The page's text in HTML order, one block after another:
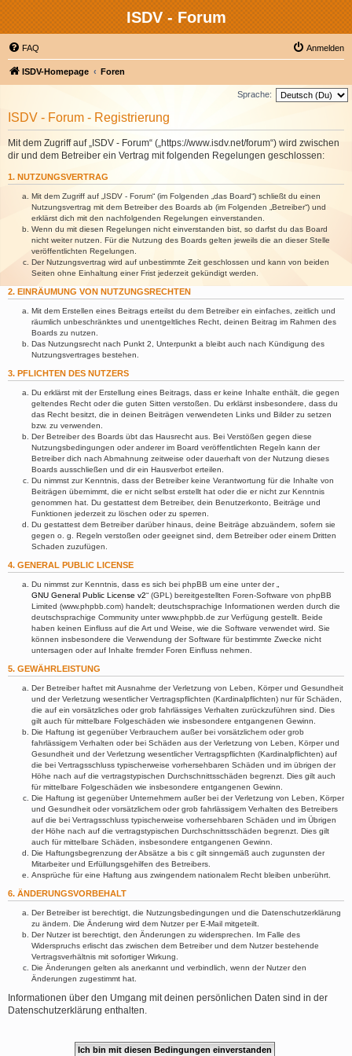
ISDV - Forum
FAQ Anmelden
ISDV-Homepage Foren
Sprache:
ISDV - Forum - Registrierung
Mit dem Zugriff auf „ISDV - Forum“ („https://www.isdv.net/forum“) wird zwischen
dir und dem Betreiber ein Vertrag mit folgenden Regelungen geschlossen:
1. NUTZUNGSVERTRAG
Mit dem Zugriff auf „ISDV - Forum“ (im Folgenden „das Board“) schließt du einen
Nutzungsvertrag mit dem Betreiber des Boards ab (im Folgenden „Betreiber“) und
erklärst dich mit den nachfolgenden Regelungen einverstanden.
Wenn du mit diesen Regelungen nicht einverstanden bist, so darfst du das Board
nicht weiter nutzen. Für die Nutzung des Boards gelten jeweils die an dieser Stelle
veröffentlichten Regelungen.
Der Nutzungsvertrag wird auf unbestimmte Zeit geschlossen und kann von beiden
Seiten ohne Einhaltung einer Frist jederzeit gekündigt werden.
2. EINRÄUMUNG VON NUTZUNGSRECHTEN
Mit dem Erstellen eines Beitrags erteilst du dem Betreiber ein einfaches, zeitlich und
räumlich unbeschränktes und unentgeltliches Recht, deinen Beitrag im Rahmen des
Boards zu nutzen.
Das Nutzungsrecht nach Punkt 2, Unterpunkt a bleibt auch nach Kündigung des
Nutzungsvertrages bestehen.
3. PFLICHTEN DES NUTZERS
Du erklärst mit der Erstellung eines Beitrags, dass er keine Inhalte enthält, die gegen
geltendes Recht oder die guten Sitten verstoßen. Du erklärst insbesondere, dass du
das Recht besitzt, die in deinen Beiträgen verwendeten Links und Bilder zu setzen
bzw. zu verwenden.
Der Betreiber des Boards übt das Hausrecht aus. Bei Verstößen gegen diese
Nutzungsbedingungen oder anderer im Board veröffentlichten Regeln kann der
Betreiber dich nach Abmahnung zeitweise oder dauerhaft von der Nutzung dieses
Boards ausschließen und dir ein Hausverbot erteilen.
Du nimmst zur Kenntnis, dass der Betreiber keine Verantwortung für die Inhalte von
Beiträgen übernimmt, die er nicht selbst erstellt hat oder die er nicht zur Kenntnis
genommen hat. Du gestattest dem Betreiber, dein Benutzerkonto, Beiträge und
Funktionen jederzeit zu löschen oder zu sperren.
Du gestattest dem Betreiber darüber hinaus, deine Beiträge abzuändern, sofern sie
gegen o. g. Regeln verstoßen oder geeignet sind, dem Betreiber oder einem Dritten
Schaden zuzufügen.
4. GENERAL PUBLIC LICENSE
Du nimmst zur Kenntnis, dass es sich bei phpBB um eine unter der „
GNU General Public License v2“ (GPL) bereitgestellten Foren-Software von phpBB
Limited (www.phpbb.com) handelt; deutschsprachige Informationen werden durch die
deutschsprachige Community unter www.phpbb.de zur Verfügung gestellt. Beide
haben keinen Einfluss auf die Art und Weise, wie die Software verwendet wird. Sie
können insbesondere die Verwendung der Software für bestimmte Zwecke nicht
untersagen oder auf Inhalte fremder Foren Einfluss nehmen.
5. GEWÄHRLEISTUNG
Der Betreiber haftet mit Ausnahme der Verletzung von Leben, Körper und Gesundheit
und der Verletzung wesentlicher Vertragspflichten (Kardinalpflichten) nur für Schäden,
die auf ein vorsätzliches oder grob fahrlässiges Verhalten zurückzuführen sind. Dies
gilt auch für mittelbare Folgeschäden wie insbesondere entgangenen Gewinn.
Die Haftung ist gegenüber Verbrauchern außer bei vorsätzlichem oder grob
fahrlässigem Verhalten oder bei Schäden aus der Verletzung von Leben, Körper und
Gesundheit und der Verletzung wesentlicher Vertragspflichten (Kardinalpflichten) auf
die bei Vertragsschluss typischerweise vorhersehbaren Schäden und im übrigen der
Höhe nach auf die vertragstypischen Durchschnittsschäden begrenzt. Dies gilt auch
für mittelbare Folgeschäden wie insbesondere entgangenen Gewinn.
Die Haftung ist gegenüber Unternehmern außer bei der Verletzung von Leben, Körper
und Gesundheit oder vorsätzlichem oder grob fahrlässigem Verhalten des Betreibers
auf die bei Vertragsschluss typischerweise vorhersehbaren Schäden und im Übrigen
der Höhe nach auf die vertragstypischen Durchschnittsschäden begrenzt. Dies gilt
auch für mittelbare Schäden, insbesondere entgangenen Gewinn.
Die Haftungsbegrenzung der Absätze a bis c gilt sinngemäß auch zugunsten der
Mitarbeiter und Erfüllungsgehilfen des Betreibers.
Ansprüche für eine Haftung aus zwingendem nationalem Recht bleiben unberührt.
6. ÄNDERUNGSVORBEHALT
Der Betreiber ist berechtigt, die Nutzungsbedingungen und die Datenschutzerklärung
zu ändern. Die Änderung wird dem Nutzer per E-Mail mitgeteilt.
Der Nutzer ist berechtigt, den Änderungen zu widersprechen. Im Falle des
Widerspruchs erlischt das zwischen dem Betreiber und dem Nutzer bestehende
Vertragsverhältnis mit sofortiger Wirkung.
Die Änderungen gelten als anerkannt und verbindlich, wenn der Nutzer den
Änderungen zugestimmt hat.
Informationen über den Umgang mit deinen persönlichen Daten sind in der
Datenschutzerklärung enthalten.